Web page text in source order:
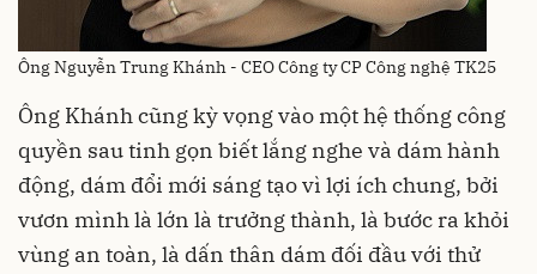
Ông Nguyễn Trung Khánh - CEO Công ty CP Công nghệ TK25
Ông Khánh cũng kỳ vọng vào một hệ thống công
quyền sau tinh gọn biết lắng nghe và dám hành
động, dám đổi mới sáng tạo vì lợi ích chung, bởi
vươn mình là lớn là trưởng thành, là bước ra khỏi
vùng an toàn, là dấn thân dám đối đầu với thử